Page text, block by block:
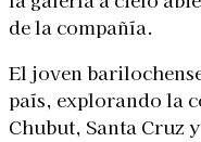
de la compañía.
El joven
país, explorando la
Chubut, Santa Cruz